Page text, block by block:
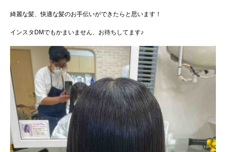
綺麗な髪、快適な髪のお手伝いができたらと思います！
インスタDMでもかまいません、お待ちしてます♪